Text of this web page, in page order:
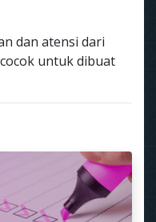
dan atensi dari
untuk dibuat